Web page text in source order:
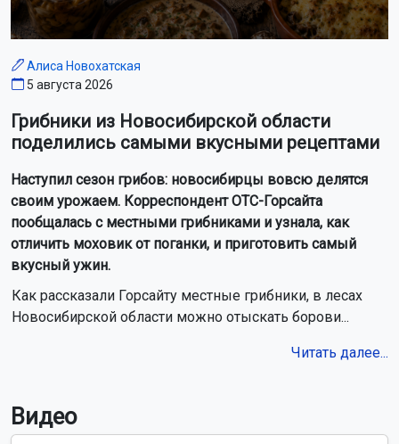
Алиса Новохатская
5 августа 2026
Грибники из Новосибирской области
поделились самыми вкусными рецептами
Наступил сезон грибов: новосибирцы вовсю делятся
своим урожаем. Корреспондент ОТС-Горсайта
пообщалась с местными грибниками и узнала, как
отличить моховик от поганки, и приготовить самый
вкусный ужин.
Как рассказали Горсайту местные грибники, в лесах
Новосибирской области можно отыскать борови...
Читать далее...
Видео